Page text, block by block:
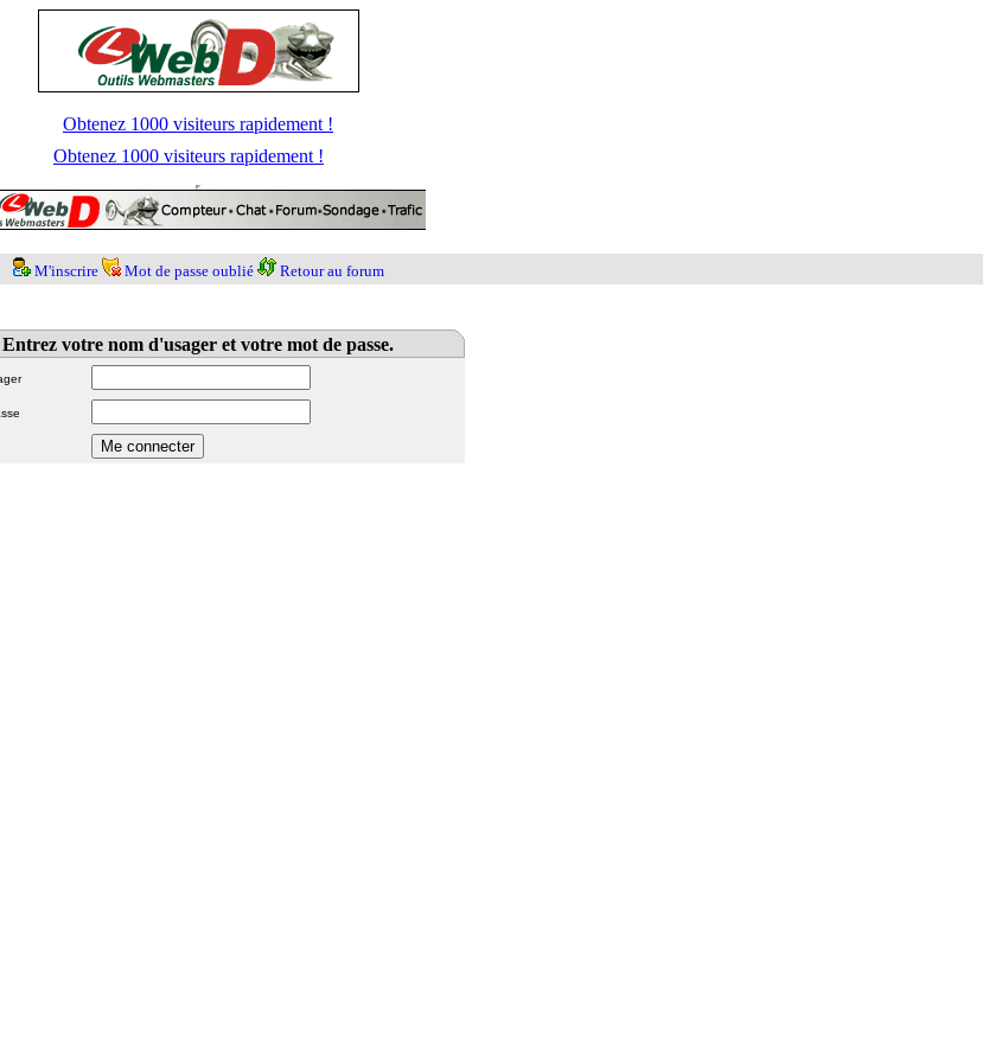
Obtenez 1000 visiteurs rapidement !
Obtenez 1000 visiteurs rapidement !
M'inscrire Mot de passe oublié Retour au forum
Entrez votre nom d'usager et votre mot de passe.